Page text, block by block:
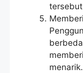
menarik.